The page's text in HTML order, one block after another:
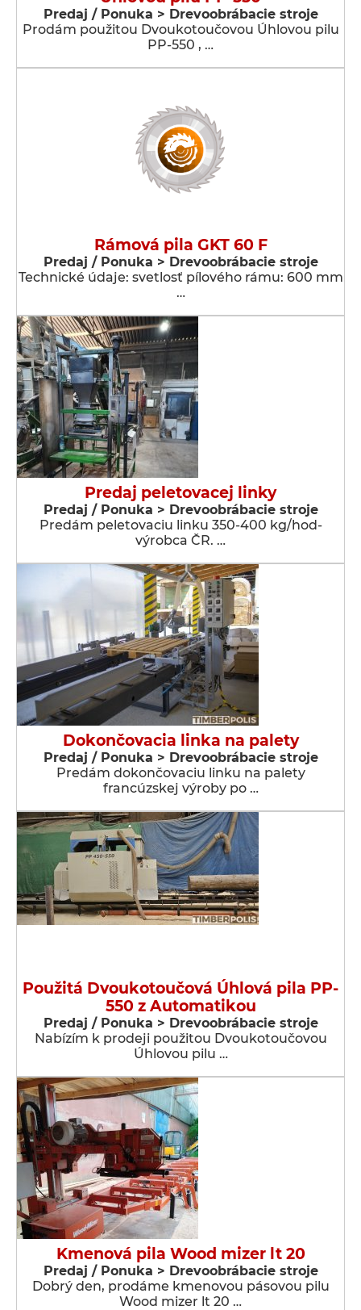
Predaj / Ponuka > Drevoobrábacie stroje
Prodám použitou Dvoukotoučovou Úhlovou pilu
PP-550 , …
Rámová pila GKT 60 F
Predaj / Ponuka > Drevoobrábacie stroje
Technické údaje: svetlosť pílového rámu: 600 mm
…
Predaj peletovacej linky
Predaj / Ponuka > Drevoobrábacie stroje
Predám peletovaciu linku 350-400 kg/hod-
výrobca ČR. …
Dokončovacia linka na palety
Predaj / Ponuka > Drevoobrábacie stroje
Predám dokončovaciu linku na palety
francúzskej výroby po …
Použitá Dvoukotoučová Úhlová pila PP-
550 z Automatikou
Predaj / Ponuka > Drevoobrábacie stroje
Nabízím k prodeji použitou Dvoukotoučovou
Úhlovou pilu …
Kmenová pila Wood mizer lt 20
Predaj / Ponuka > Drevoobrábacie stroje
Dobrý den, prodáme kmenovou pásovou pilu
Wood mizer lt 20 …